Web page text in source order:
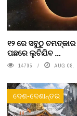
୧୨ ରେ ସବୁଠୁ
ପଛରେ ଲୁଚିଯିବ ...
14705 AUG 08,
ଦେଶ-ଦେଶାନ୍ତର